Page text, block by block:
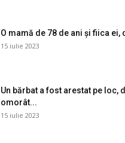
O mamă de 78 de ani și fiica ei,
15 iulie 2023
Un bărbat a fost arestat pe loc,
omorât...
15 iulie 2023